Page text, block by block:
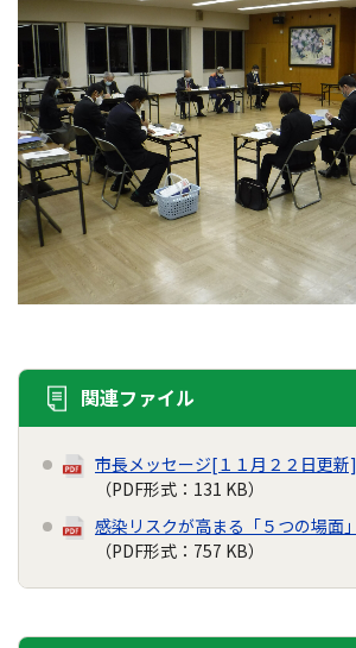
関連ファイル
市長メッセージ[１１月２２日更新]
（PDF形式：131 KB）
感染リスクが高まる「５つの場面」
（PDF形式：757 KB）